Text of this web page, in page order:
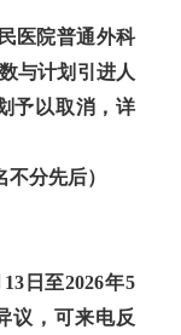
医院普通外科
与计划引进人
予以取消，详
分先后）
日至2026年5
议，可来电反